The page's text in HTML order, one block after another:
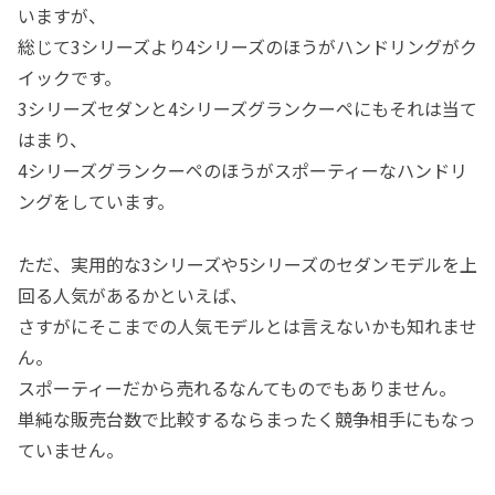
いますが、
総じて3シリーズより4シリーズのほうがハンドリングがク
イックです。
3シリーズセダンと4シリーズグランクーペにもそれは当て
はまり、
4シリーズグランクーペのほうがスポーティーなハンドリ
ングをしています。
ただ、実用的な3シリーズや5シリーズのセダンモデルを上
回る人気があるかといえば、
さすがにそこまでの人気モデルとは言えないかも知れませ
ん。
スポーティーだから売れるなんてものでもありません。
単純な販売台数で比較するならまったく競争相手にもなっ
ていません。